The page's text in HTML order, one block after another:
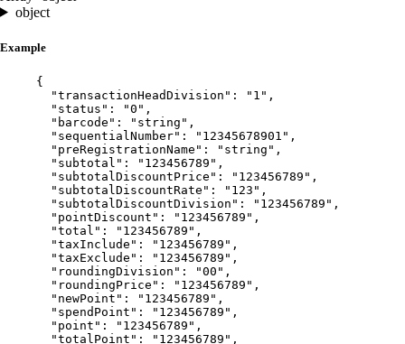
object
Example
{
"transactionHeadDivision" : " 1 " ,
"status" : "0 " ,
"barcode" : " string " ,
"sequentialNumber" : " 12345678901 " ,
"preRegistrationName" : " string " ,
"subtotal" : " 123456789 " ,
"subtotalDiscountPrice" : " 123456789 " ,
"subtotalDiscountRate" : " 123 " ,
"subtotalDiscountDivision" : " 123456789 " ,
"pointDiscount" : " 123456789 " ,
"total" : " 123456789 " ,
"taxInclude" : " 123456789 " ,
"taxExclude" : " 123456789 " ,
"roundingDivision" : "00 " ,
"roundingPrice" : " 123456789 " ,
"newPoint" : " 123456789 " ,
"spendPoint" : " 123456789 " ,
"point" : " 123456789 " ,
"totalPoint" : " 123456789 " ,